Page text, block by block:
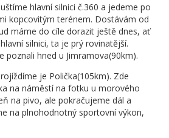
hlavní silnici č.360 a jedeme po
kopcovitým terénem. Dostávám od
máme do cíle dorazit ještě dnes, ať
silnici, ta je prý rovinatější.
poznali hned u Jimramova(90km).
je Polička(105km). Zde
na náměstí na fotku u morového
na pivo, ale pokračujeme dál a
na plnohodnotný sportovní výkon,